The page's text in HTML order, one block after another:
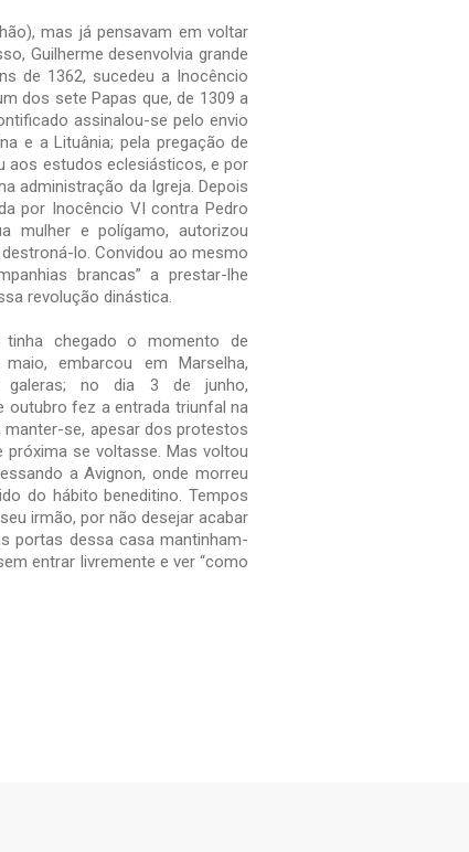
mas já pensavam em voltar
Guilherme desenvolvia grande
de 1362, sucedeu a Inocêncio
dos sete Papas que, de 1309 a
assinalou-se pelo envio
e a Lituânia; pela pregação de
aos estudos eclesiásticos, e por
administração da Igreja. Depois
por Inocêncio VI contra Pedro
mulher e polígamo, autorizou
lo. Convidou ao mesmo
brancas” a prestar-lhe
revolução dinástica.
chegado o momento de
embarcou em Marselha,
galeras; no dia 3 de junho,
outubro fez a entrada triunfal na
manter-se, apesar dos protestos
próxima se voltasse. Mas voltou
a Avignon, onde morreu
do hábito beneditino. Tempos
irmão, por não desejar acabar
portas dessa casa mantinham-
entrar livremente e ver “como